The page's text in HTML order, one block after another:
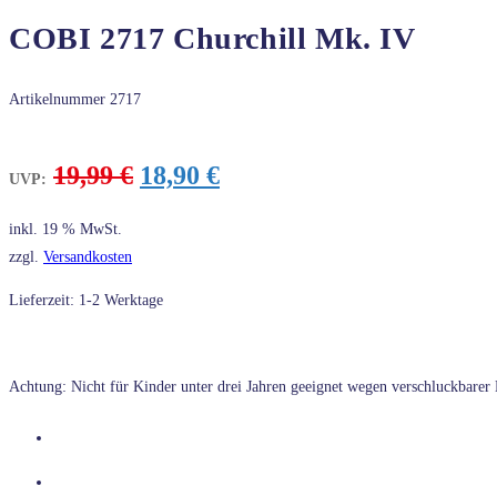
COBI 2717 Churchill Mk. IV
Artikelnummer 2717
UVP: 19,99€ Ursprünglicher
18,90 €Aktueller
inkl. 19 % MwSt.
zzgl. Versandkosten
Lieferzeit: 1-2 Werktage
Achtung: Nicht für Kinder unter drei Jahren geeignet wegen verschluckbarer